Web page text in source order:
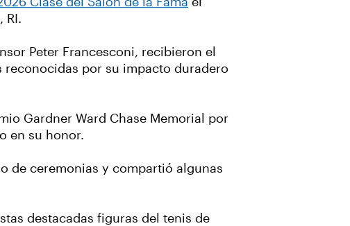
RI.
Peter Francesconi, recibieron el
reconocidas por su impacto duradero
Gardner Ward Chase Memorial por
en su honor.
de ceremonias y compartió algunas
destacadas figuras del tenis de